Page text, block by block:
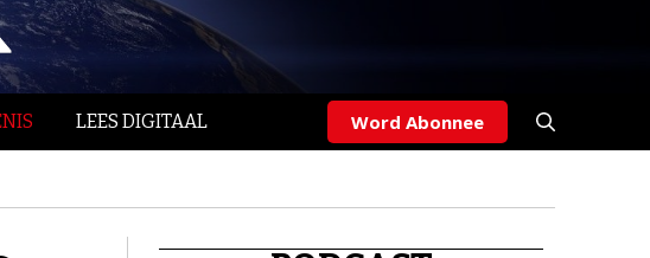
LEES DIGITAAL Word Abonnee